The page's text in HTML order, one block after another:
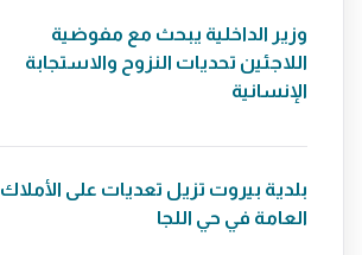
وزير الداخلية يبحث مع مفوضية
اللاجئين تحديات النزوح والاستجابة
الإنسانية
بلدية بيروت تزيل تعديات على الأملاك
العامة في حي اللجا